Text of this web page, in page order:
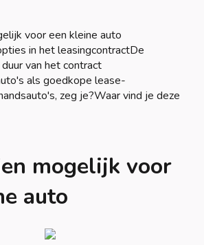
voor een kleine auto
in het leasingcontractDe
van het contract
als goedkope lease-
zeg je?Waar vind je deze
mogelijk voor
auto